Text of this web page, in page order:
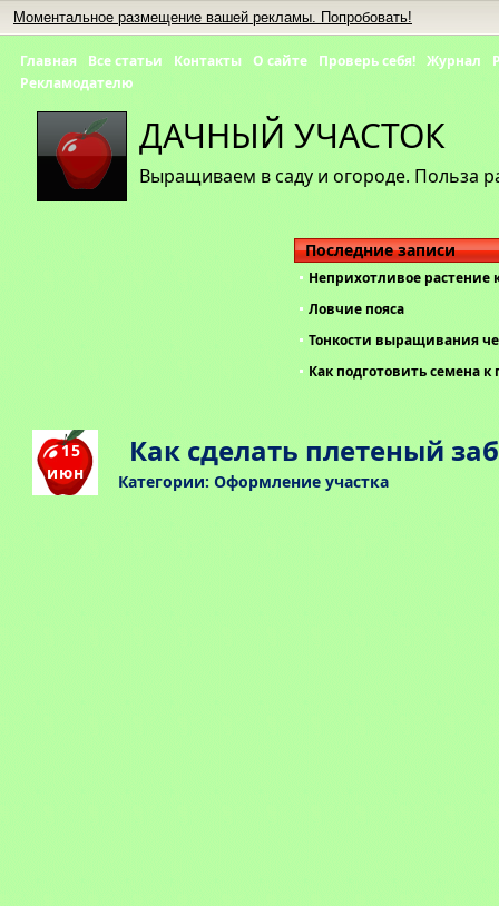
ДАЧНЫЙ УЧАСТОК
Выращиваем в саду и огороде. Польза
Главная Все статьи Контакты О сайте Проверь себя! Журнал
Рекламодателю
Последние записи
Неприхотливое растение
Ловчие пояса
Тонкости выращивания
Как подготовить семена к
15
июн
Как сделать плетеный
Категории: Оформление участка
Моментальное размещение вашей рекламы. Попробовать!